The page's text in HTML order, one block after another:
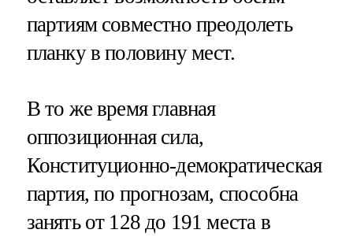
партиям совместно преодолеть
планку в половину мест.
В то же время главная
оппозиционная сила,
Конституционно-демократическая
партия, по прогнозам, способна
занять от 128 до 191 места в